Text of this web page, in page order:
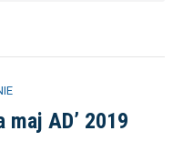
AD’ 2019